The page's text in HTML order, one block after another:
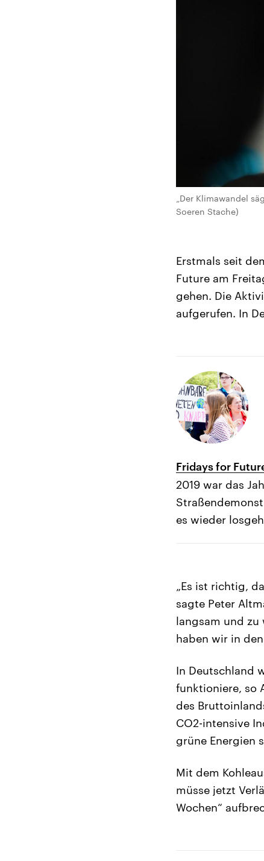
„Der Klimawandel
Soeren Stache)
Erstmals seit
Future am
gehen. Die
aufgerufen. In
Fridays for
2019 war das
es wieder
„Es ist richtig,
sagte Peter
langsam und zu
haben wir in
In Deutschland
funktioniere, so
des
CO2-intensive
grüne Energien
Mit dem
müsse jetzt
Wochen“